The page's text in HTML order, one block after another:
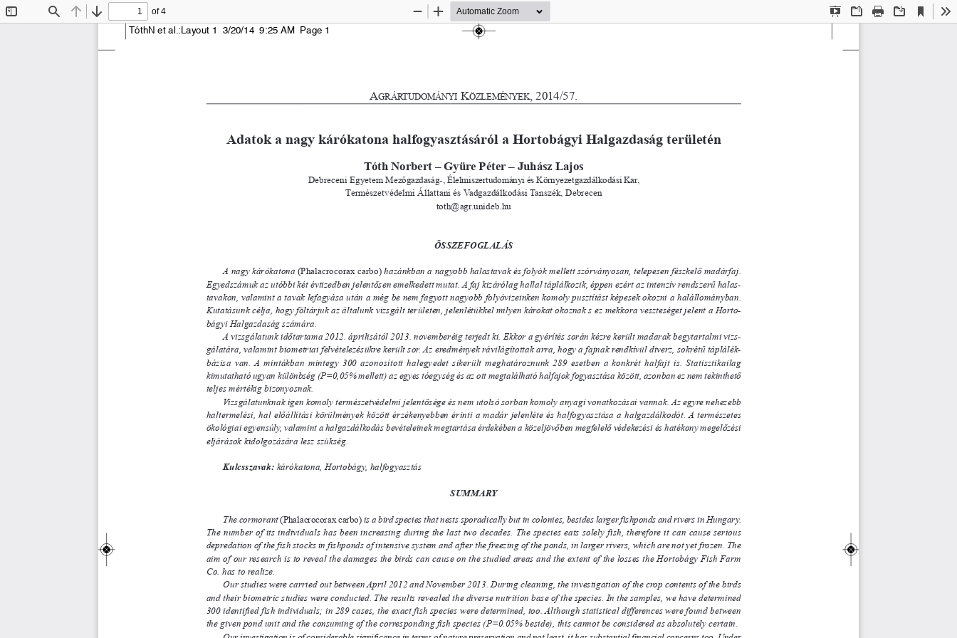
Find Previous
Next
of 4
Presentation
OpenPrint Download
Current
View
Zoom
Zoom
AgRÁRTuDOMÁnyI KözLEMÉnyEK , 2014/57.
Adatok a nagy kárókatona halfogyasztásáról a Hortobágyi Halgazdaság területén
Tóth Norbert – Gyüre Péter – Juhász Lajos
Debreceni Egyetem Mezőgazdaság-, Élelmiszertudományi és Környezetgazdálkodási Kar,
Természetvédelmi Állattani és Vadgazdálkodási Tanszék, Debrecen
toth@agr.unideb.hu
ÖSSZEFOGLALÁS
A nagy kárókatona (Phalacrocorax carbo) hazánkban a nagyobb halastavak és folyók mellett szórványosan, telepesen fészkelő madárfaj.
Egyedszámuk az utóbbi két évtizedben jelentősen emelkedett mutat. A faj kizárólag hallal táplálkozik, éppen ezért az intenzív rendszerű halas -
tavakon, valamint a tavak lefagyása után a még be nem fagyott nagyobb folyóvizeinken komoly pusztítást képesek okozni a halállományban.
Kutatásunk célja, hogy föltárjuk az általunk vizsgált területen, jelenlétükkel milyen károkat okoznak s ez mekkora veszteséget jelent a Horto-
bágyi Halgazdaság számára.
A vizsgálatunk időtartama 2012. áprilisától 2013. novemberéig terjedt ki. Ekkor a gyérítés során kézre került madarak begytartalmi vizs-
gálatára, valamint biometriai felvételezésükre került sor. Az eredmények rávilágítottak arra, hogy a fajnak rendkívül diverz, sokrétű táplálék-
bázisa van. A mintákban mintegy 300 azonosított halegyedet sikerült meghatároznunk 289 esetben a konkrét halfajt is. Statisztikailag
ki mutatható ugyan különbség (P=0,05% mellett) az egyes tóegység és az ott megtalálható halfajok fogyasztása között, azonban ez nem tekinthető
teljes mértékig bizonyosnak.
Vizsgálatunknak igen komoly természetvédelmi jelentősége és nem utolsó sorban komoly anyagi vonatkozásai vannak. Az egyre nehezebb
haltermelési, hal előállítási körülmények között érzékenyebben érinti a madár jelenléte és halfogyasztása a halgazdálkodót. A természetes
ökológiai egyensúly, valamint a halgazdálkodás bevételeinek megtartása érdekében a közeljövőben megfelelő védekezési és hatékony megelőzési
eljárások kidolgozására lesz szükség.
Kulcsszavak: kárókatona, Hortobágy, halfogyasztás
SUMMARY
The cormorant (Phalacrocorax carbo)
is a bird species that nests sporadically but in colonies, besides larger fishponds and rivers in Hungary.
The number of its individuals has been increasing during the last two decades. The species eats solely fish, therefore it can cause serious
depredation of the fish stocks in fishponds of intensive system and after the freezing of the ponds, in larger rivers, which are not yet frozen. The
aim of our research is to reveal the damages the birds can cause on the studied areas and the extent of the losses the Hortobágy Fish Farm
Co. has to realize.
Our studies were carried out between April 2012 and November 2013. During cleaning, the investigation of the crop contents of the birds
and their biometric studies were conducted. The results revealed the diverse nutrition base of the species. In the samples, we have determined
300 identified fish individuals; in 289 cases, the exact fish species were determined, too. Although statistical differences were found between
the given pond unit and the consuming of the corresponding fish species (P=0.05% beside), this cannot be considered as absolutely certain.
TóthN et al.:Layout 1  3/20/14  9:25 AM  Page 1